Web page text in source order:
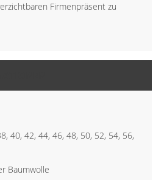
Firmenpräsent zu
40, 42, 44, 46, 48, 50, 52, 54, 56,
Baumwolle